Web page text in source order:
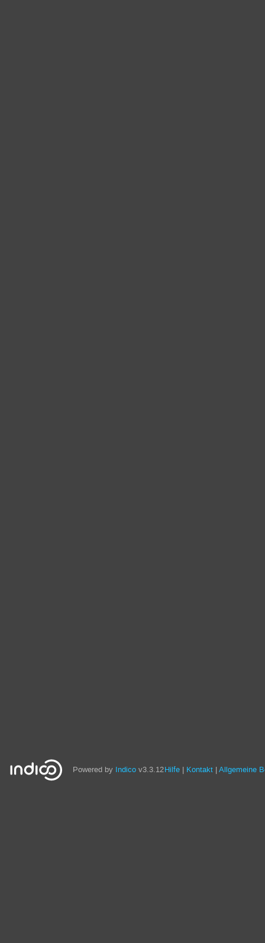
Powered by Indico v3.3.12Hilfe Kontakt Allgemeine